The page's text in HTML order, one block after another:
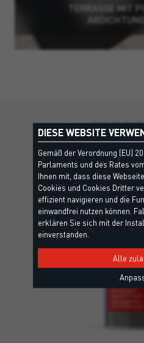
TERRASSE MIT
MEHR
Weitere
DIESE WEBSITE
Gemäß der Verordnung (EU)
Parlaments und des Rates
Ihnen mit, dass diese
Cookies und Cookies Dritter
effizient navigieren und die
einwandfrei nutzen können.
erklären Sie sich mit der
einverstanden.
Alle